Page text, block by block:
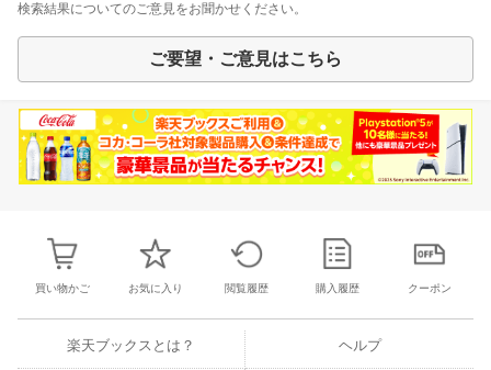
検索結果についてのご意見をお聞かせください。
ご要望・ご意見はこちら
買い物かご お気に入り 閲覧履歴 購入履歴 クーポン
楽天ブックスとは？ ヘルプ